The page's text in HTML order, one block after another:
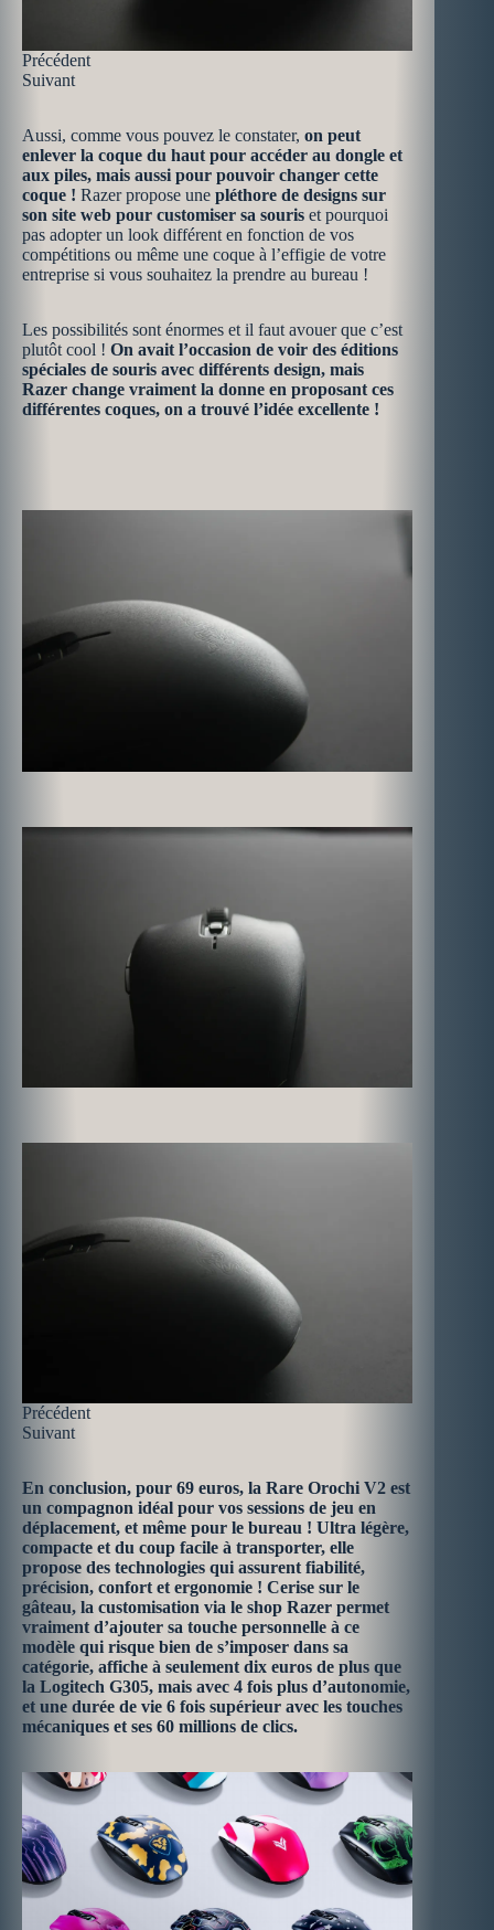
Précédent
Suivant
Aussi, comme vous pouvez le constater, on peut
enlever la coque du haut pour accéder au dongle et
aux piles, mais aussi pour pouvoir changer cette
coque ! Razer propose une pléthore de designs sur
son site web pour customiser sa souris et pourquoi
pas adopter un look différent en fonction de vos
compétitions ou même une coque à l’effigie de votre
entreprise si vous souhaitez la prendre au bureau !
Les possibilités sont énormes et il faut avouer que c’est
plutôt cool ! On avait l’occasion de voir des éditions
spéciales de souris avec différents design, mais
Razer change vraiment la donne en proposant ces
différentes coques, on a trouvé l’idée excellente !
Précédent
Suivant
En conclusion, pour 69 euros, la Rare Orochi V2 est
un compagnon idéal pour vos sessions de jeu en
déplacement, et même pour le bureau ! Ultra légère,
compacte et du coup facile à transporter, elle
propose des technologies qui assurent fiabilité,
précision, confort et ergonomie ! Cerise sur le
gâteau, la customisation via le shop Razer permet
vraiment d’ajouter sa touche personnelle à ce
modèle qui risque bien de s’imposer dans sa
catégorie, affiche à seulement dix euros de plus que
la Logitech G305, mais avec 4 fois plus d’autonomie,
et une durée de vie 6 fois supérieur avec les touches
mécaniques et ses 60 millions de clics.